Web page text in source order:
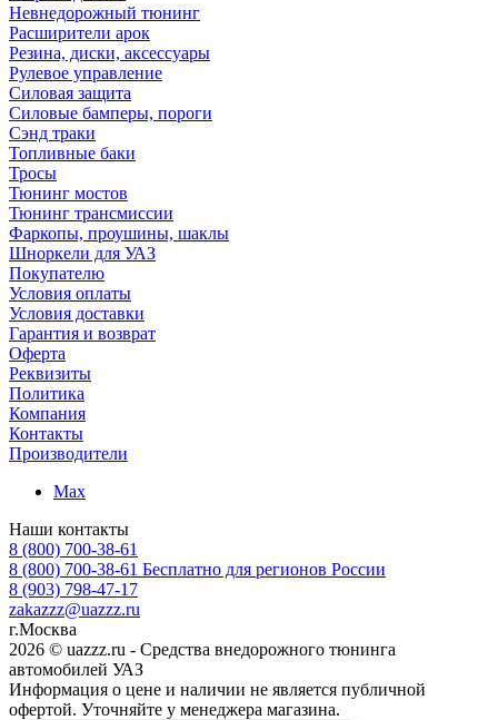
Невнедорожный тюнинг
Расширители арок
Резина, диски, аксессуары
Рулевое управление
Силовая защита
Силовые бамперы, пороги
Сэнд траки
Топливные баки
Тросы
Тюнинг мостов
Тюнинг трансмиссии
Фаркопы, проушины, шаклы
Шноркели для УАЗ
Покупателю
Условия оплаты
Условия доставки
Гарантия и возврат
Оферта
Реквизиты
Политика
Компания
Контакты
Производители
Max
Наши контакты
8 (800) 700-38-61
8 (800) 700-38-61 Бесплатно для регионов России
8 (903) 798-47-17
zakazzz@uazzz.ru
г.Москва
2026 © uazzz.ru - Средства внедорожного тюнинга
автомобилей УАЗ
Информация о цене и наличии не является публичной
офертой. Уточняйте у менеджера магазина.